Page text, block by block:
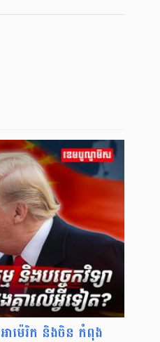
អាម៉េរិក និងចិន កំពុង